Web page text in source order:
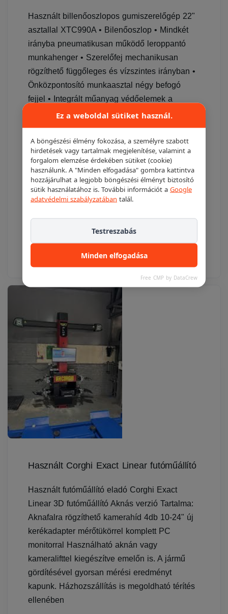
Használt billenőoszlopos gumiszerelőgép 22"
asztallal XTC990A • Bilenőoszlop • Mindkét
irányba pneumatikusan működő leroppantó
munkahenger • Szerelőfej mechanikusan
rögzíthető függőleges és vízszintes irányban •
Önközpontosító munkaasztal négy befogó
fejjel • Integrált műanyag védőelemek a
szerelőfejben és leszerelhető védőelemek a
befogó körmökön • Technikai adatok
Befogható kerékátmérő (Belső megfogással)
(Inch) 12 - 22 Befogható kerékátmérő (Külső
megfogással) (Inch) 10 - 20 Elektromos
csatlakozás 400V, 3pH, 50Hz vagy új 220V
motorral 120.000,-Ft+Áfa feláron
290 000 Ft
Részletek Ajánlatkéréshez adom
Használt Corghi Exact Linear futóműállító
Használt futóműállító eladó Corghi Exact
Linear 3D futóműállító Aknás verzió Tartalma:
Aknafalra rögzíthető kamerahíd 4db 10-24" új
kerékadapter mérőtükörrel komplett PC
monitorral Használható aknán vagy
kameralifttel kiegészítve emelőn is. A jármű
gördítésével gyorsan mérési eredményt
kapunk. Házhozszállítás is megoldható térítés
ellenében
Ez a weboldal sütiket használ.
A böngészési élmény fokozása, a személyre szabott
hirdetések vagy tartalmak megjelenítése, valamint a
forgalom elemzése érdekében sütiket (cookie)
használunk. A "Minden elfogadása" gombra kattintva
hozzájárulhat a legjobb böngészési élményt biztosító
sütik használatához is. További információt a Google
adatvédelmi szabályzatában talál.
Minden elfogadása
Testreszabás
Free CMP by DataCrew